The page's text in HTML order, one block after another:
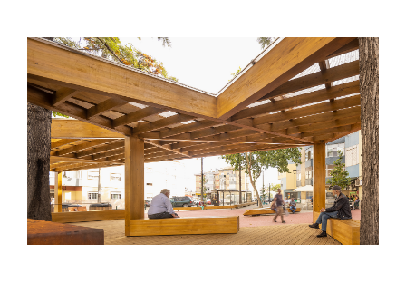
ambiental.
Gostaria aqui de sublinhar que é uma
intervenção cuja importância se exprime
em múltiplos níveis: de facto, para além
da sua evidente qualidade arquitectónica,
é ainda de salientar a valorização que
indubitavelmente traz ao contexto social
e urbano em que se implanta, ao criar um
momento agregador na intensa, e tensa,
vida urbana local, onde que sítios como